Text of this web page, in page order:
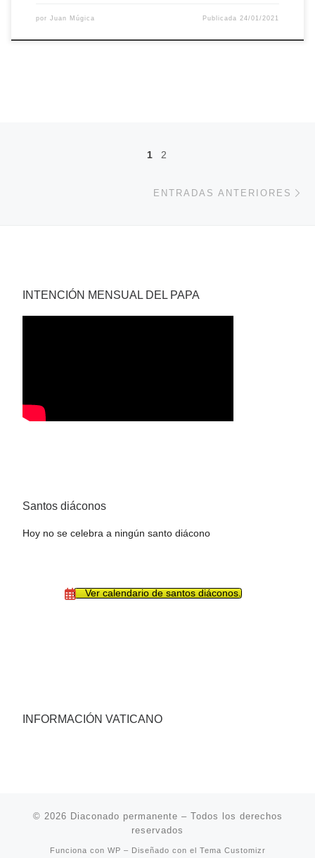
por Juan Múgica Publicada 24/01/2021
Navegación de entradas
1 2
ENTRADAS ANTERIORES
INTENCIÓN MENSUAL DEL PAPA
Santos diáconos
Hoy no se celebra a ningún santo diácono
Ver calendario de santos diáconos.
INFORMACIÓN VATICANO
© 2026 Diaconado permanente – Todos los derechos
reservados
Funciona con WP – Diseñado con el Tema Customizr